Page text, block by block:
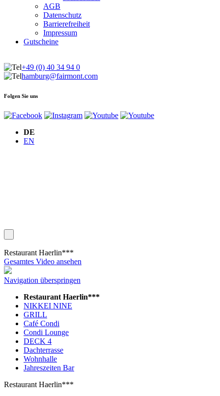
AGB
Datenschutz
Barrierefreiheit
Impressum
Gutscheine
+49 (0) 40 34 94 0
hamburg@fairmont.com
Folgen Sie uns
DE
EN
Restaurant Haerlin***
Gesamtes Video ansehen
Navigation überspringen
Restaurant Haerlin***
NIKKEI NINE
GRILL
Café Condi
Condi Lounge
DECK 4
Dachterrasse
Wohnhalle
Jahreszeiten Bar
Restaurant Haerlin***